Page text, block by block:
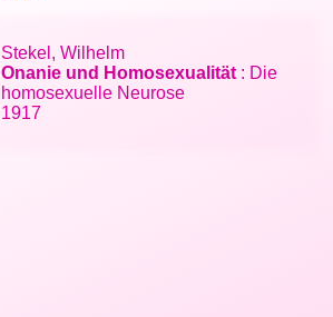
Stekel, Wilhelm
Onanie und Homosexualität : Die
homosexuelle Neurose
1917